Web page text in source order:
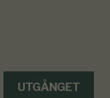
UTGÅNGET